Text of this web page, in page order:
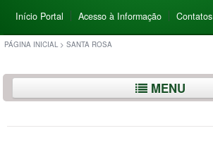
Início Portal Acesso à Informação Contatos
PÁGINA INICIAL > SANTA ROSA
MENU